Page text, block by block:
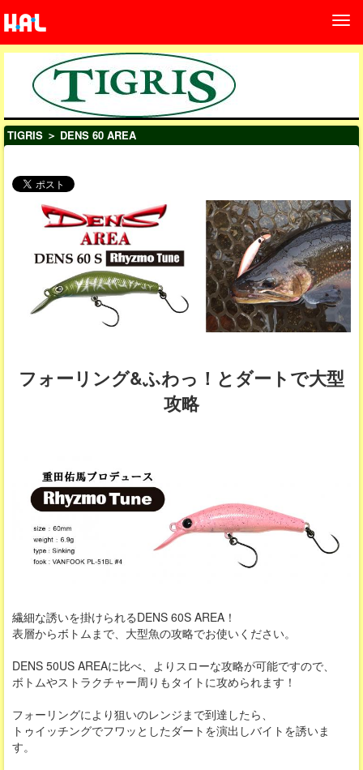
TIGRIS ＞ DENS 60 AREA
フォーリング&ふわっ！とダートで大型
攻略
繊細な誘いを掛けられるDENS 60S AREA！
表層からボトムまで、大型魚の攻略でお使いください。
DENS 50US AREAに比べ、よりスローな攻略が可能ですので、
ボトムやストラクチャー周りもタイトに攻められます！
フォーリングにより狙いのレンジまで到達したら、
トゥイッチングでフワッとしたダートを演出しバイトを誘いま
す。